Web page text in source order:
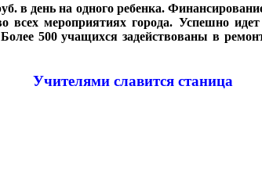
в день на одного ребенка.
мероприятиях города. Успешно
Более 500 учащихся задействованы в
Учителями славится станица